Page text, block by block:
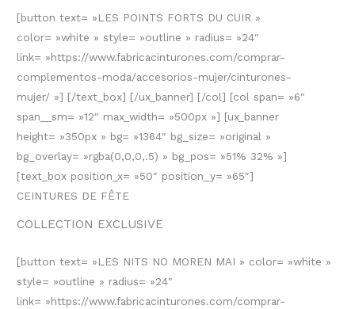
[button text= »LES POINTS FORTS DU CUIR »
color= »white » style= »outline » radius= »24″
link= »https://www.fabricacinturones.com/comprar-
complementos-moda/accesorios-mujer/cinturones-
mujer/ »] [/text_box] [/ux_banner] [/col] [col span= »6″
span__sm= »12″ max_width= »500px »] [ux_banner
height= »350px » bg= »1364″ bg_size= »original »
bg_overlay= »rgba(0,0,0,.5) » bg_pos= »51% 32% »]
[text_box position_x= »50″ position_y= »65″]
CEINTURES DE FÊTE
COLLECTION EXCLUSIVE
[button text= »LES NITS NO MOREN MAI » color= »white »
style= »outline » radius= »24″
link= »https://www.fabricacinturones.com/comprar-